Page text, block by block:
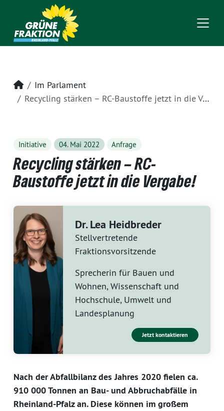
Startseite
Im Parlament
Recycling stärken – RC-Baustoffe jetzt in die Vergabe!
Initiative 04. Mai 2022 Anfrage
Recycling stärken – RC-
Baustoffe jetzt in die Vergabe!
Dr. Lea Heidbreder
Stellvertretende
Fraktionsvorsitzende
Sprecherin für Bauen und
Wohnen, Wissenschaft und
Hochschule, Umwelt und
Landesplanung
Jetzt kontaktieren
Nach der Abfallbilanz des Jahres 2020 fielen ca.
910 000 Tonnen an Bau- und Abbruchabfälle in
Rheinland-Pfalz an. Diese können im großem